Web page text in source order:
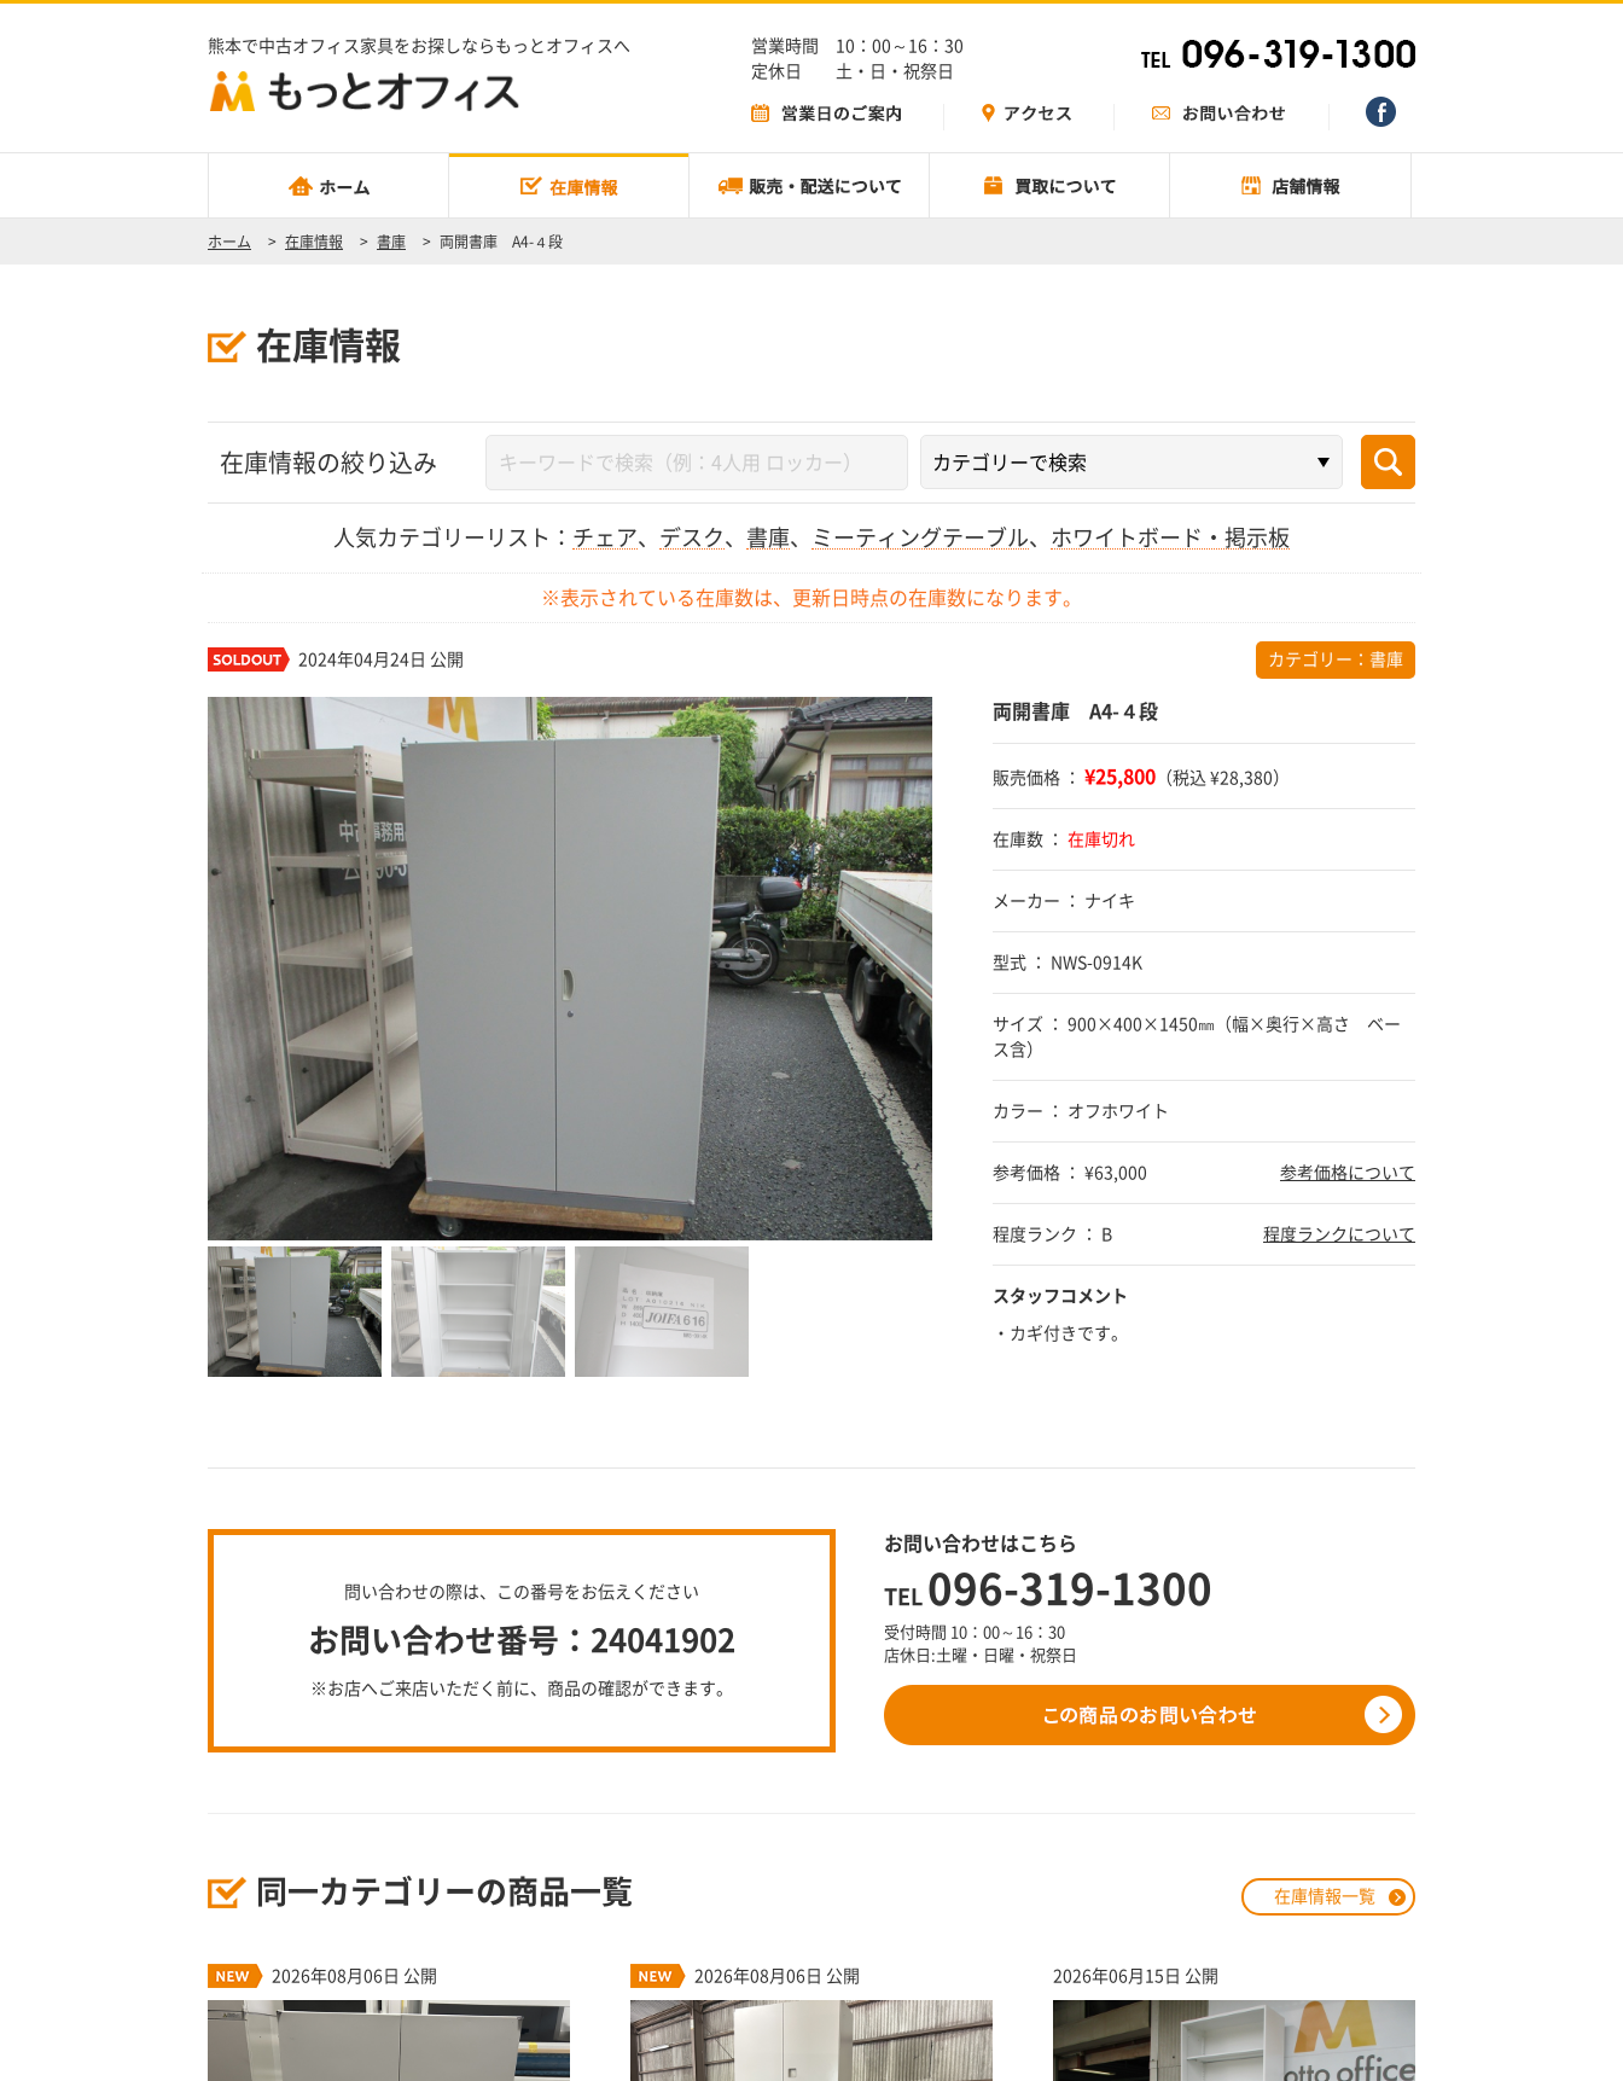
熊本で中古オフィス家具をお探しならもっとオフィスへ
営業時間 10：00～16：30
定休日 土・日・祝祭日
ホーム > 在庫情報 > 書庫 > 両開書庫 A4-４段
在庫情報
在庫情報の絞り込み
人気カテゴリーリスト： チェア、 デスク、 書庫、 ミーティングテーブル、 ホワイトボード・掲示板
※表示されている在庫数は、更新日時点の在庫数になります。
2024年04月24日 公開 カテゴリー： 書庫
両開書庫 A4-４段
販売価格 ： ¥25,800 （税込 ¥28,380）
在庫数 ： 在庫切れ
メーカー ： ナイキ
型式 ： NWS-0914K
サイズ ： 900×400×1450㎜（幅×奥行×高さ ベー
ス含）
カラー ： オフホワイト
参考価格 ： ¥63,000 参考価格について
程度ランク ： B 程度ランクについて
スタッフコメント
・カギ付きです。
問い合わせの際は、この番号をお伝えください
お問い合わせ番号：24041902
※お店へご来店いただく前に、商品の確認ができます。
お問い合わせはこちら
TEL 096-319-1300
受付時間 10：00～16：30
店休日:土曜・日曜・祝祭日
同一カテゴリーの商品一覧 在庫情報一覧
2026年08月06日 公開 2026年08月06日 公開 2026年06月15日 公開